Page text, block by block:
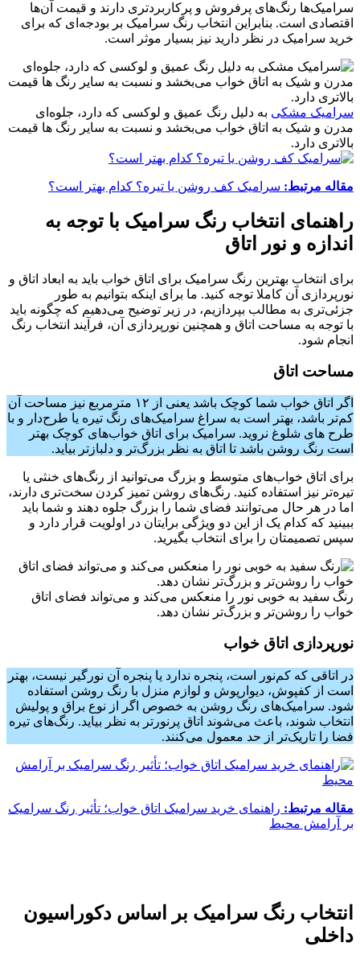
سرامیک‌‌ها رنگ‌های پرفروش و پرکاربردتری دارند و قیمت آن‌‌ها
اقتصادی است. بنابراین انتخاب رنگ سرامیک بر بودجه‌ای که برای
خرید سرامیک در نظر دارید نیز بسیار موثر است.
سرامیک مشکی به دلیل رنگ عمیق و لوکسی که دارد، جلوه‌ای
مدرن و شیک به اتاق خواب می‌بخشد و نسبت به سایر رنگ ها قیمت
بالاتری دارد.
مقاله مرتبط: سرامیک کف روشن یا تیره؟ کدام بهتر است؟
راهنمای انتخاب رنگ سرامیک با توجه به
اندازه و نور اتاق
برای انتخاب بهترین رنگ سرامیک برای اتاق خواب باید به ابعاد اتاق و
نورپردازی آن کاملا توجه کنید. ما برای اینکه بتوانیم به طور
جزئی‌تری به مطالب بپردازیم، در زیر توضیح می‌دهیم که چگونه باید
با توجه به مساحت اتاق و همچنین نورپردازی آن، فرآیند انتخاب رنگ
انجام شود.
مساحت اتاق
اگر اتاق خواب شما کوچک باشد یعنی از ۱۲ مترمربع نیز مساحت آن
کم‌تر باشد، بهتر است به سراغ سرامیک‌های رنگ تیره یا طرح‌دار و با
طرح های شلوغ نروید. سرامیک برای اتاق خواب‌های کوچک بهتر
است رنگ روشن باشد تا اتاق به نظر بزرگ‌تر و دلبازتر بیاید.
برای اتاق خواب‌های متوسط و بزرگ می‌توانید از رنگ‌های خنثی یا
تیره‌تر نیز استفاده کنید. رنگ‌های روشن تمیز کردن سخت‌تری دارند،
اما در هر حال می‌توانند فضای شما را بزرگ جلوه دهند و شما باید
ببینید که کدام یک از این دو ویژگی برایتان در اولویت قرار دارد و
سپس تصمیمتان را برای انتخاب بگیرید.
رنگ سفید به خوبی نور را منعکس می‌کند و می‌تواند فضای اتاق
خواب را روشن‌تر و بزرگ‌تر نشان دهد.
نورپردازی اتاق خواب
در اتاقی که کم‌نور است، پنجره ندارد یا پنجره آن نور‌گیر نیست، بهتر
است از کفپوش، دیوارپوش و لوازم منزل با رنگ روشن استفاده
شود. سرامیک‌های رنگ روشن به خصوص اگر از نوع براق و پولیش
انتخاب شوند، باعث می‌شوند اتاق پرنور‌تر به نظر بیاید. رنگ‌های تیره
فضا را تاریک‌تر از حد معمول می‌کنند.
مقاله مرتبط: راهنمای خرید سرامیک اتاق خواب؛ تأثیر رنگ سرامیک
بر آرامش محیط
انتخاب رنگ سرامیک بر اساس دکوراسیون
داخلی